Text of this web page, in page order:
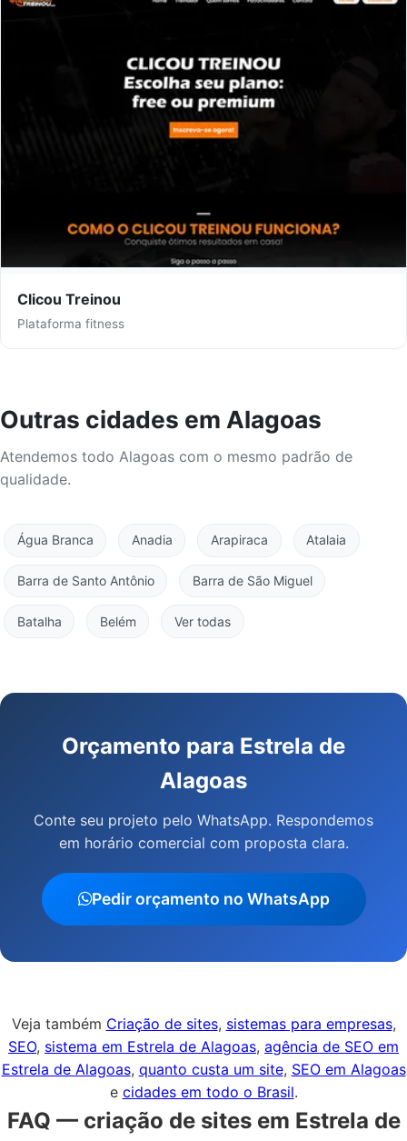
Clicou Treinou
Plataforma fitness
Outras cidades em Alagoas
Atendemos todo Alagoas com o mesmo padrão de
qualidade.
Água Branca Anadia Arapiraca Atalaia
Barra de Santo Antônio Barra de São Miguel
Batalha Belém Ver todas
Orçamento para Estrela de
Alagoas
Conte seu projeto pelo WhatsApp. Respondemos
em horário comercial com proposta clara.
Pedir orçamento no WhatsApp
Veja também Criação de sites, sistemas para empresas,
SEO, sistema em Estrela de Alagoas, agência de SEO em
Estrela de Alagoas, quanto custa um site, SEO em Alagoas
e cidades em todo o Brasil.
FAQ — criação de sites em Estrela de